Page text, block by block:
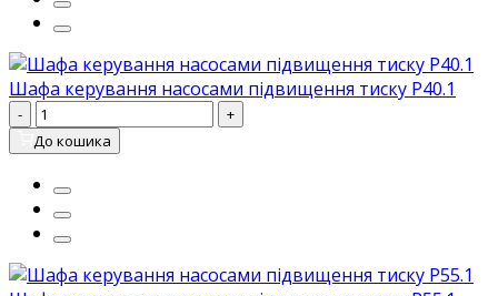
Шафа керування насосами підвищення тиску P40.1
-
+
До кошика